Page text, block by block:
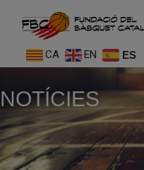
CA EN ES
NOTÍCIES